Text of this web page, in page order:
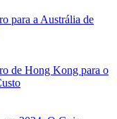
para a Austrália de
de Hong Kong para o